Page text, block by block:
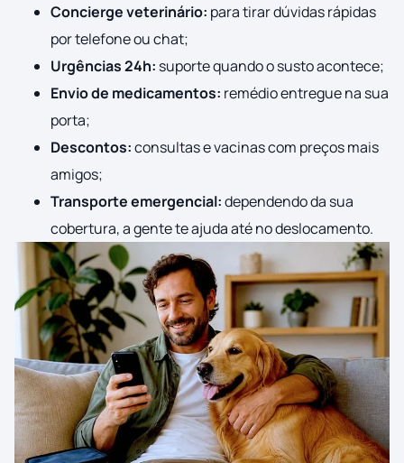
Concierge veterinário: para tirar dúvidas rápidas
por telefone ou chat;
Urgências 24h: suporte quando o susto acontece;
Envio de medicamentos: remédio entregue na sua
porta;
Descontos:consultas e vacinas com preços mais
amigos;
Transporte emergencial:dependendo da sua
cobertura, a gente te ajuda até no deslocamento.